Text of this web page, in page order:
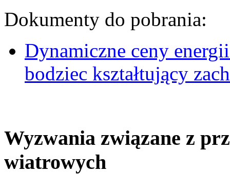
Dokumenty do pobrania:
Dynamiczne ceny
bodziec kształtujący
Wyzwania związane z
wiatrowych